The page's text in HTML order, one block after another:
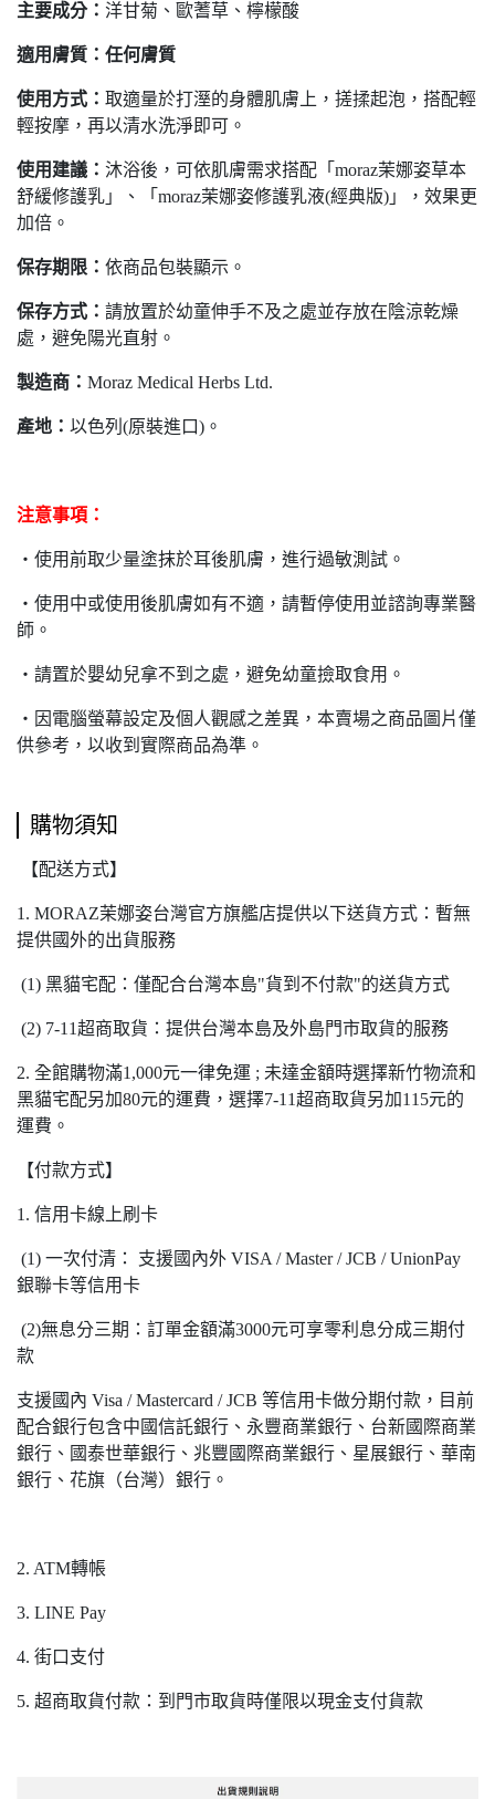
主要成分： 洋甘菊、歐蓍草、檸檬酸
適用膚質：任何膚質
使用方式： 取適量於打溼的身體肌膚上，搓揉起泡，搭配輕
輕按摩，再以清水洗淨即可。
使用建議： 沐浴後，可依肌膚需求搭配「moraz茉娜姿草本
舒緩修護乳」、「moraz茉娜姿修護乳液(經典版)」，效果更
加倍。
保存期限： 依商品包裝顯示。
保存方式： 請放置於幼童伸手不及之處並存放在陰涼乾燥
處，避免陽光直射。
製造商： Moraz Medical Herbs Ltd.
產地： 以色列(原裝進口)。
注意事項：
‧ 使用前取少量塗抹於耳後肌膚，進行過敏測試。
‧ 使用中或使用後肌膚如有不適，請暫停使用並諮詢專業醫
師。
‧ 請置於嬰幼兒拿不到之處，避免幼童撿取食用。
‧ 因電腦螢幕設定及個人觀感之差異，本賣場之商品圖片僅
供參考，以收到實際商品為準。
購物須知
【配送方式】
1. MORAZ茉娜姿台灣官方旗艦店提供以下送貨方式：暫無
提供國外的出貨服務
(1) 黑貓宅配：僅配合台灣本島"貨到不付款"的送貨方式
(2) 7-11超商取貨：提供台灣本島及外島門市取貨的服務
2. 全館購物滿1,000元一律免運 ; 未達金額時選擇新竹物流和
黑貓宅配另加80元的運費，選擇7-11超商取貨另加115元的
運費。
【付款方式】
1. 信用卡線上刷卡
(1) 一次付清： 支援國內外 VISA / Master / JCB / UnionPay
銀聯卡等信用卡
(2)無息分三期：訂單金額滿3000元可享零利息分成三期付
款
支援國內 Visa / Mastercard / JCB 等信用卡做分期付款，目前
配合銀行包含中國信託銀行、永豐商業銀行、台新國際商業
銀行、國泰世華銀行、兆豐國際商業銀行、星展銀行、華南
銀行、花旗（台灣）銀行。
2. ATM轉帳
3. LINE Pay
4. 街口支付
5. 超商取貨付款：到門市取貨時僅限以現金支付貨款